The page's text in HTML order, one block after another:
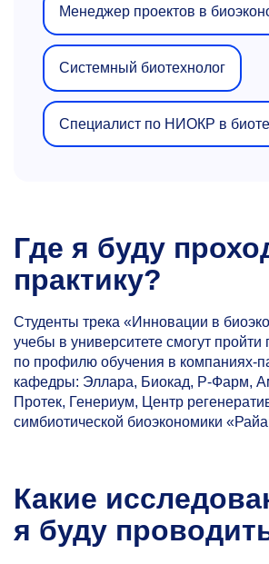
Менеджер проектов в
Системный биотехнолог
Специалист по НИОКР в
Где я буду
практику?
Студенты трека «Инновации в
учебы в университете смогут пройти
по профилю обучения в компаниях-
кафедры: Эллара, Биокад, Р-Фарм,
Протек, Генериум, Центр
симбиотической биоэкономики
Какие
я буду